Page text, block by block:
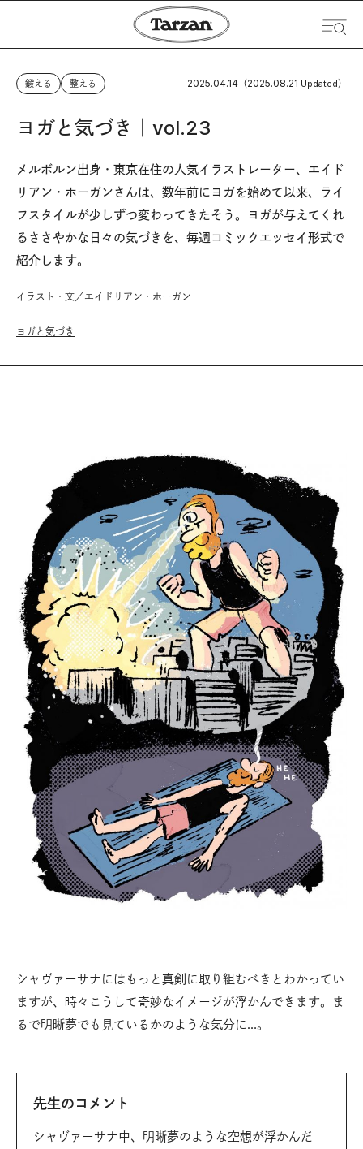
鍛える 整える 2025.04.14 （2025.08.21 Updated）
ヨガと気づき｜vol.23
メルボルン出身・東京在住の人気イラストレーター、エイド
リアン・ホーガンさんは、数年前にヨガを始めて以来、ライ
フスタイルが少しずつ変わってきたそう。ヨガが与えてくれ
るささやかな日々の気づきを、毎週コミックエッセイ形式で
紹介します。
イラスト・文／エイドリアン・ホーガン
ヨガと気づき
シャヴァーサナにはもっと真剣に取り組むべきとわかってい
ますが、時々こうして奇妙なイメージが浮かんできます。ま
るで明晰夢でも見ているかのような気分に…。
先生のコメント
シャヴァーサナ中、明晰夢のような空想が浮かんだ